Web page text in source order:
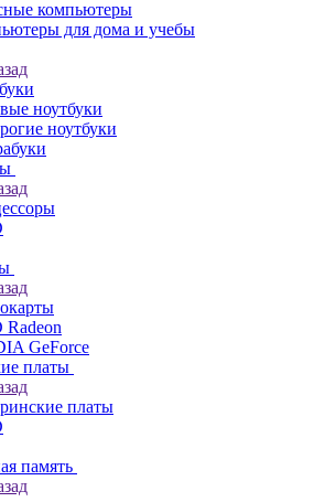
компьютеры
для дома и учебы
ноутбуки
ноутбуки
GeForce
платы
платы
память